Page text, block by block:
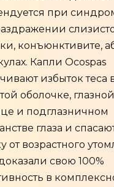
при
конъюнктивите,
Капли Ocospas
избыток теса
оболочке, глазной
и подглазничном
глаза и
от возрастного
свою 100%
в